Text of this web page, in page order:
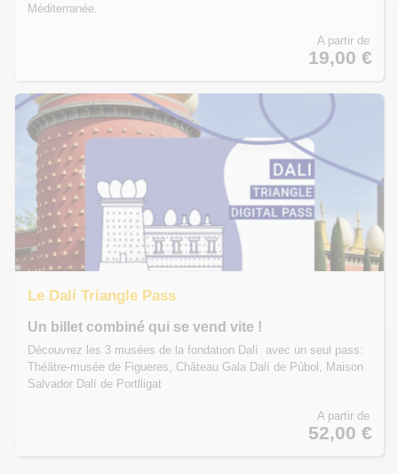
Méditerranée.
A partir de
19,00 €
Le Dalí Triangle Pass
Un billet combiné qui se vend vite !
Découvrez les 3 musées de la fondation Dalí avec un seul pass:
Théâtre-musée de Figueres, Château Gala Dalí de Púbol, Maison
Salvador Dalí de Portlligat
A partir de
52,00 €